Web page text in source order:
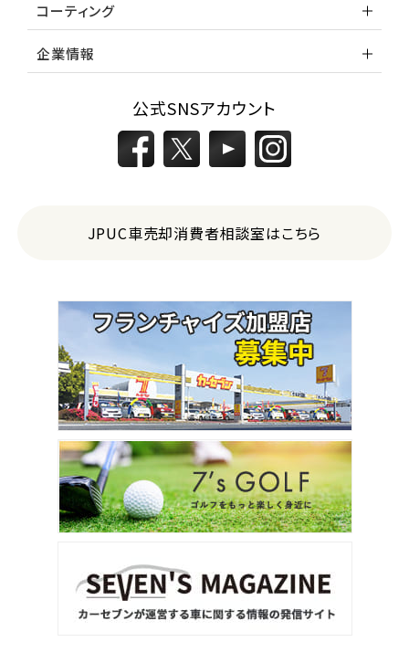
コーティング
企業情報
公式SNSアカウント
JPUC車売却消費者相談室はこちら